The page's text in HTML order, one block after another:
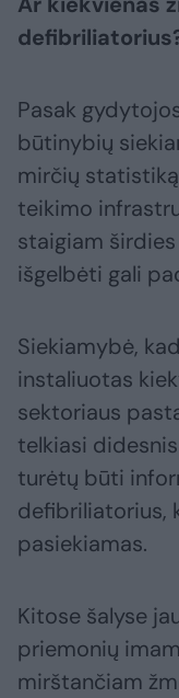
Pasak
būtinybių
mirčių
teikimo
staigiam
išgelbėti gali
Siekiamybė,
instaliuotas
sektoriaus
telkiasi
turėtų būti
defibriliatorius,
pasiekiamas.
Kitose šalyse
priemonių
mirštančiam